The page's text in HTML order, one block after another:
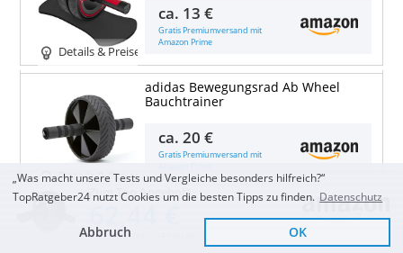
Zum Top Angebot
KOSTENLOSE LIEFERUNG
Details & Preise
ca. 13 €
Gratis Premiumversand mit
Amazon Prime
Details & Preise
adidas Bewegungsrad Ab Wheel
Bauchtrainer
ca.20 €
Gratis Premiumversand mit
NEOLYMP Bauchtrainer für Zuhause
mit Knieauflagen Matte und
Bauchroller Videoübungen
„Was macht unsere Tests und Vergleiche besonders hilfreich?“
TopRatgeber24 nutzt Cookies um die besten Tipps zu finden. Datenschutz
Abbruch OK